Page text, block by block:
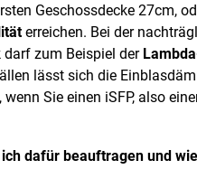
Geschossdecke 27cm,
erreichen. Bei der
darf zum Beispiel der
lässt sich die
wenn Sie einen iSFP, also
dafür beauftragen und